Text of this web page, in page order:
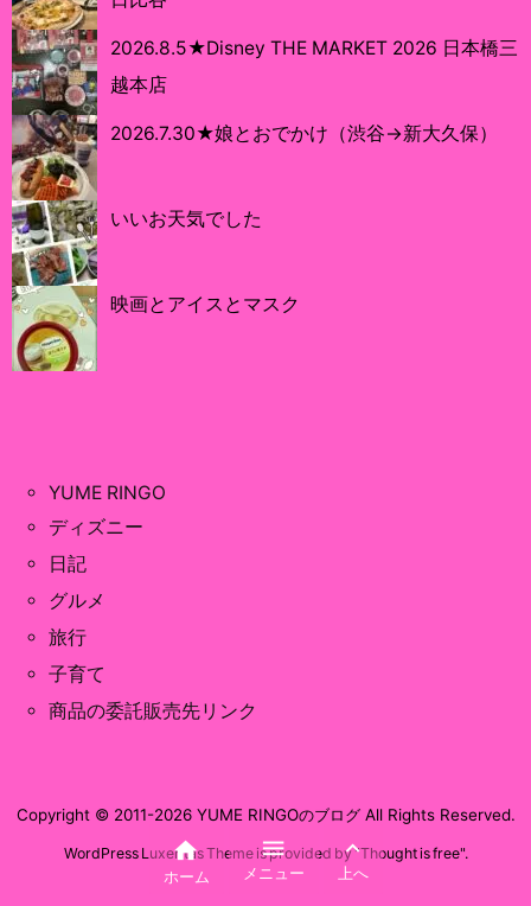
2026.8.5★Disney THE MARKET 2026 日本橋三
越本店
2026.7.30★娘とおでかけ（渋谷→新大久保）
いいお天気でした
映画とアイスとマスク
YUME RINGO
ディズニー
日記
グルメ
旅行
子育て
商品の委託販売先リンク
Copyright © 2011-2026 YUME RINGOのブログAll Rights Reserved.
WordPress Luxeritas Theme is provided by "Thought is free".

ホーム

メニュー

上へ